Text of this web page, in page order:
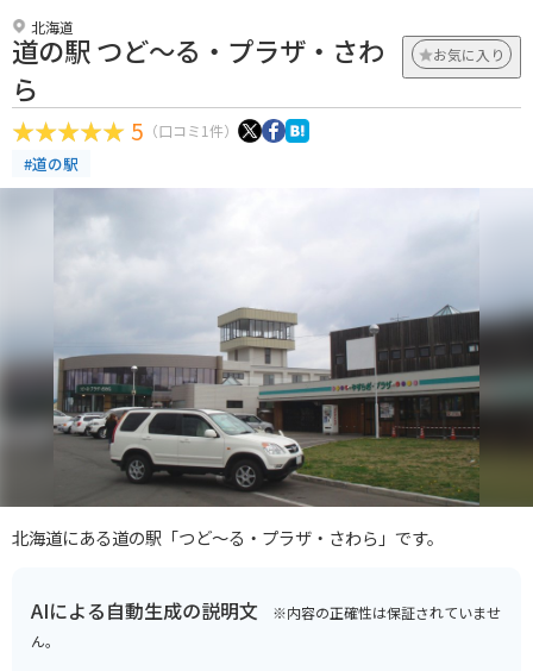
北海道
道の駅 つど～る・プラザ・さわ
ら
お気に入り
5 （口コミ1件）
#道の駅
北海道にある道の駅「つど～る・プラザ・さわら」です。
AIによる自動生成の説明文 ※内容の正確性は保証されていませ
ん。